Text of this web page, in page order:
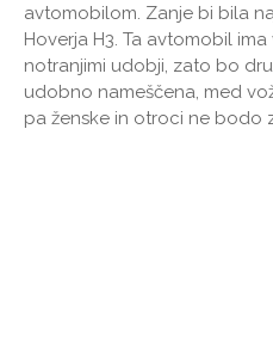
avtomobilom. Zanje bi bila
Hoverja H3. Ta avtomobil
notranjimi udobji, zato bo
udobno nameščena, med
pa ženske in otroci ne bodo